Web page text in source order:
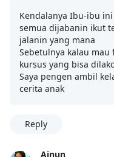
Kendalanya Ibu-ibu
semua dijabanin ikut
jalanin yang mana
Sebetulnya kalau
kursus yang bisa
Saya pengen ambil
cerita anak
Reply
Ainun